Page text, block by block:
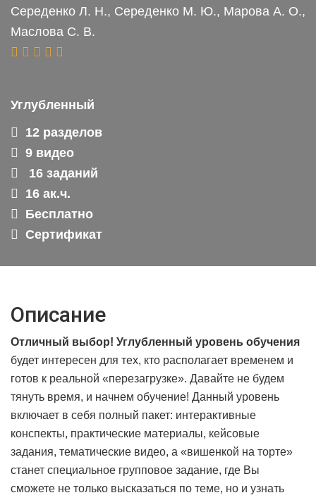
Середенко Л. Н., Середенко М. Ю., Марова А. О.,
Маслова С. В.
Углубленный
12 разделов
9 видео
16 заданий
16 ак.ч.
Бесплатно
Сертификат
Описание
Отличный выбор! Углубленный уровень обучения
будет интересен для тех, кто располагает временем и
готов к реальной «перезагрузке». Давайте не будем
тянуть время, и начнем обучение! Данный уровень
включает в себя полный пакет: интерактивные
конспекты, практические материалы, кейсовые
задания, тематические видео, а «вишенкой на торте»
станет специальное групповое задание, где Вы
сможете не только высказаться по теме, но и узнать